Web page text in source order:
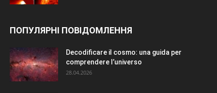
ПОПУЛЯРНІ ПОВІДОМЛЕННЯ
Decodificare il cosmo: una guida per
comprendere l’universo
28.04.2026